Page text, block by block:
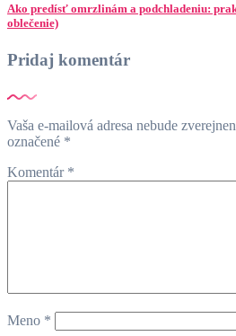
Ako predísť omrzlinám a podchladeniu:
oblečenie)
Pridaj komentár
Vaša e-mailová adresa nebude
označené *
Komentár *
Meno *